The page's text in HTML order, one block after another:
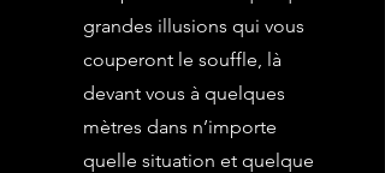
grandes illusions qui vous
couperont le souffle, là
devant vous à quelques
mètres dans n’importe
quelle situation et quelque